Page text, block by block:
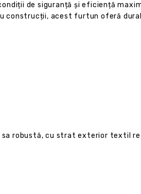
de siguranță și eficiență
construcții, acest furtun oferă
sa robustă, cu strat exterior textil